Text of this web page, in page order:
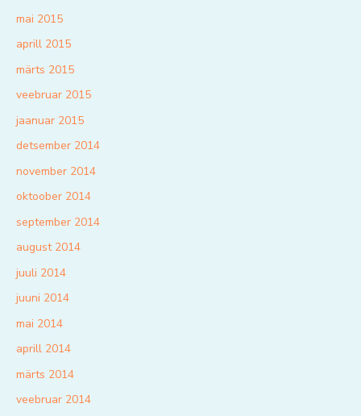
mai 2015
aprill 2015
märts 2015
veebruar 2015
jaanuar 2015
detsember 2014
november 2014
oktoober 2014
september 2014
august 2014
juuli 2014
juuni 2014
mai 2014
aprill 2014
märts 2014
veebruar 2014